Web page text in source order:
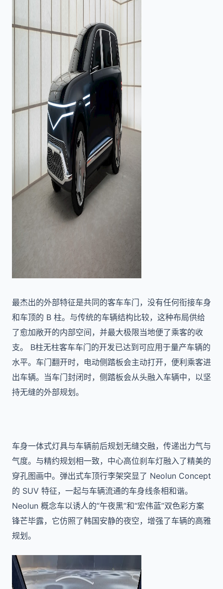
最杰出的外部特征是共同的客车车门，没有任何衔接车身
和车顶的 B 柱。与传统的车辆结构比较，这种布局供给
了愈加敞开的内部空间，并最大极限当地便了乘客的收
支。 B柱无柱客车车门的开发已达到可应用于量产车辆的
水平。 车门翻开时，电动侧踏板会主动打开，便利乘客进
出车辆。当车门封闭时，侧踏板会从头融入车辆中，以坚
持无缝的外部规划。
车身一体式灯具与车辆前后规划无缝交融，传递出力气与
气度。与精约规划相一致，中心高位刹车灯融入了精美的
穿孔图画中。弹出式车顶行李架突显了 Neolun Concept
的 SUV 特征，一起与车辆流通的车身线条相和谐。
Neolun 概念车以诱人的“午夜黑”和“宏伟蓝”双色彩方案
锋芒毕露，它仿照了韩国安静的夜空，增强了车辆的高雅
规划。